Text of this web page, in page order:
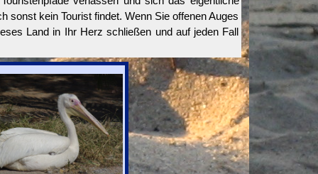
sonst kein Tourist findet. Wenn Sie offenen Auges
Land in Ihr Herz schließen und auf jeden Fall